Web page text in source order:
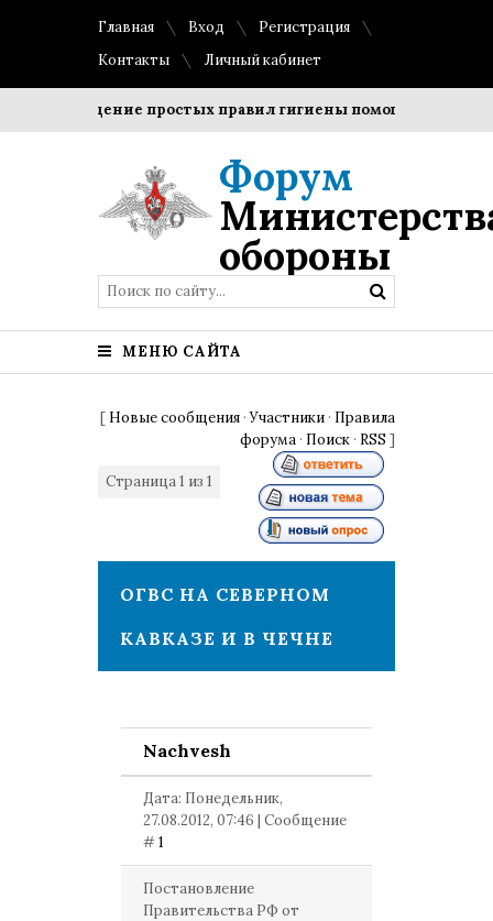
Главная Вход
Регистрация
Контакты
Личный кабинет
Соблюдение простых правил гигиены помогает
Форум
обороны
МЕНЮ САЙТА
[ Новые сообщения ·Участники · Правила
форума · Поиск · RSS ]
Страница1 из 1
ОГВС НА СЕВЕРНОМ
КАВКАЗЕ И В ЧЕЧНЕ
Nachvesh
Дата: Понедельник,
27.08.2012, 07:46 | Сообщение
#1
Постановление
Правительства РФ от